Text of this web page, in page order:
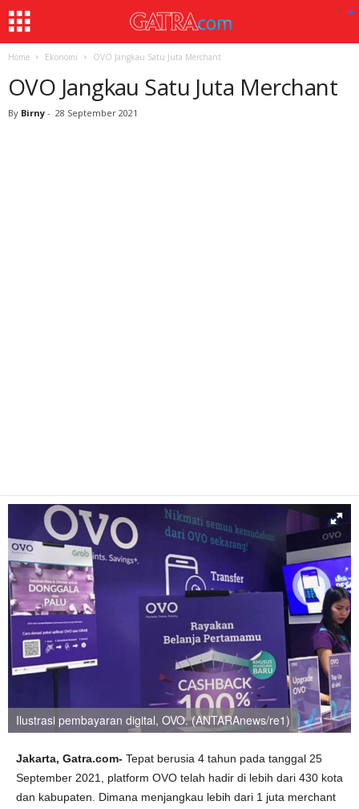
Home Ekonomi OVO Jangkau Satu Juta Merchant
OVO Jangkau Satu Juta Merchant
By Birny - 28 September 2021
Ilustrasi pembayaran digital, OVO. (ANTARAnews/re1)
Jakarta, Gatra.com- Tepat berusia 4 tahun pada tanggal 25
September 2021, platform OVO telah hadir di lebih dari 430 kota
dan kabupaten. Dimana menjangkau lebih dari 1 juta merchant